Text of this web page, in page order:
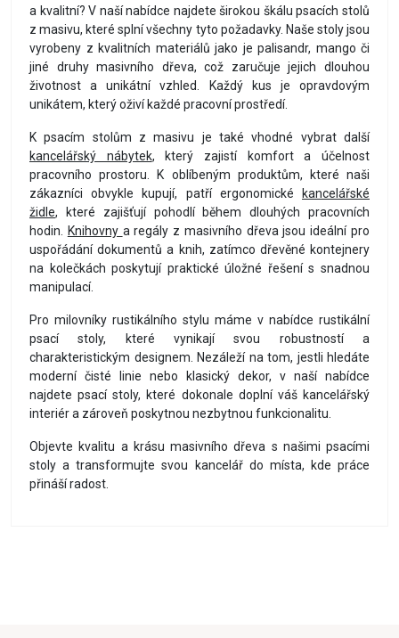
a kvalitní? V naší nabídce najdete širokou škálu psacích stolů
z masivu, které splní všechny tyto požadavky. Naše stoly jsou
vyrobeny z kvalitních materiálů jako je palisandr, mango či
jiné druhy masivního dřeva, což zaručuje jejich dlouhou
životnost a unikátní vzhled. Každý kus je opravdovým
unikátem, který oživí každé pracovní prostředí.
K psacím stolům z masivu je také vhodné vybrat další
kancelářský nábytek, který zajistí komfort a účelnost
pracovního prostoru. K oblíbeným produktům, které naši
zákazníci obvykle kupují, patří ergonomické
kancelářské
židle, které zajišťují pohodlí během dlouhých pracovních
hodin.
Knihovny a regály z masivního dřeva jsou ideální pro
uspořádání dokumentů a knih, zatímco dřevěné kontejnery
na kolečkách poskytují praktické úložné řešení s snadnou
manipulací.
Pro milovníky rustikálního stylu máme v nabídce rustikální
psací stoly, které vynikají svou robustností a
charakteristickým designem. Nezáleží na tom, jestli hledáte
moderní čisté linie nebo klasický dekor, v naší nabídce
najdete psací stoly, které dokonale doplní váš kancelářský
interiér a zároveň poskytnou nezbytnou funkcionalitu.
Objevte kvalitu a krásu masivního dřeva s našimi psacími
stoly a transformujte svou kancelář do místa, kde práce
přináší radost.